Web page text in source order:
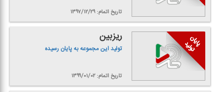
تاریخ اتمام: ۱۳۹۷/۱۲/۲۹
ریزبین
تولید این مجموعه به پایان رسیده
تاریخ اتمام: ۱۳۹۹/۰۱/۰۲